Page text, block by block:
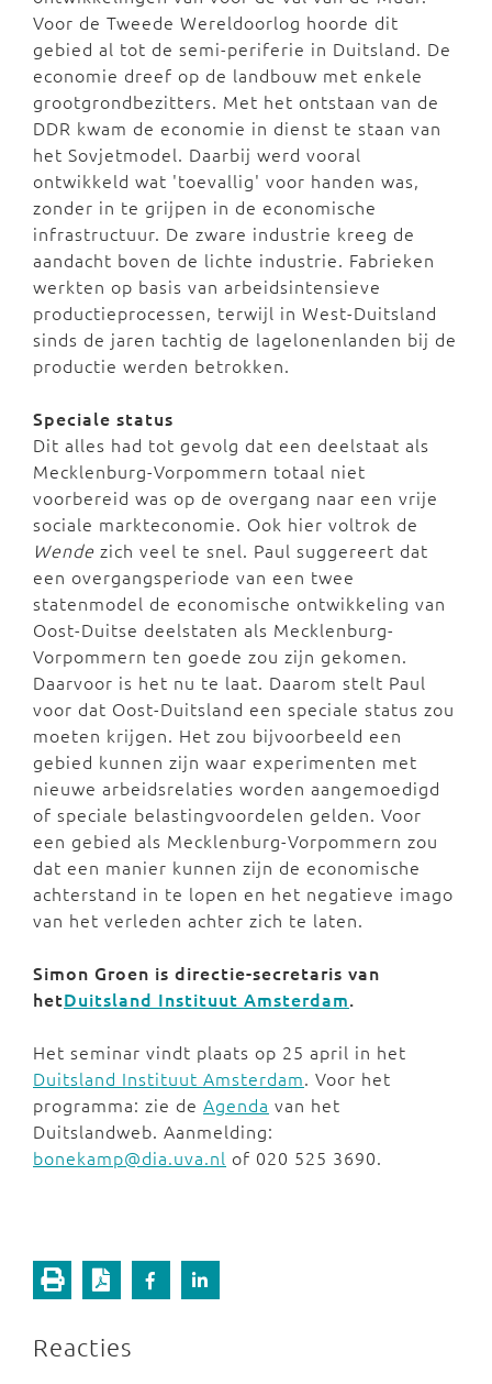
Voor de Tweede Wereldoorlog hoorde dit
gebied al tot de semi-periferie in Duitsland. De
economie dreef op de landbouw met enkele
grootgrondbezitters. Met het ontstaan van de
DDR kwam de economie in dienst te staan van
het Sovjetmodel. Daarbij werd vooral
ontwikkeld wat 'toevallig' voor handen was,
zonder in te grijpen in de economische
infrastructuur. De zware industrie kreeg de
aandacht boven de lichte industrie. Fabrieken
werkten op basis van arbeidsintensieve
productieprocessen, terwijl in West-Duitsland
sinds de jaren tachtig de lagelonenlanden bij de
productie werden betrokken.
Speciale status
Dit alles had tot gevolg dat een deelstaat als
Mecklenburg-Vorpommern totaal niet
voorbereid was op de overgang naar een vrije
sociale markteconomie. Ook hier voltrok de
Wende zich veel te snel. Paul suggereert dat
een overgangsperiode van een twee
statenmodel de economische ontwikkeling van
Oost-Duitse deelstaten als Mecklenburg-
Vorpommern ten goede zou zijn gekomen.
Daarvoor is het nu te laat. Daarom stelt Paul
voor dat Oost-Duitsland een speciale status zou
moeten krijgen. Het zou bijvoorbeeld een
gebied kunnen zijn waar experimenten met
nieuwe arbeidsrelaties worden aangemoedigd
of speciale belastingvoordelen gelden. Voor
een gebied als Mecklenburg-Vorpommern zou
dat een manier kunnen zijn de economische
achterstand in te lopen en het negatieve imago
van het verleden achter zich te laten.
Simon Groen is directie-secretaris van
hetDuitsland Instituut Amsterdam.
Het seminar vindt plaats op 25 april in het
Duitsland Instituut Amsterdam. Voor het
programma: zie de Agenda van het
Duitslandweb. Aanmelding:
bonekamp@dia.uva.nl of 020 525 3690.
Reacties